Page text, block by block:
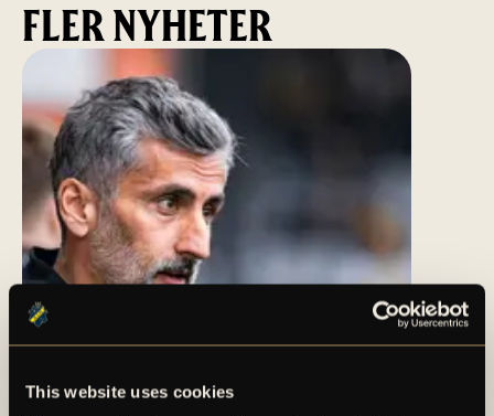
This website uses cookies
FLER NYHETER